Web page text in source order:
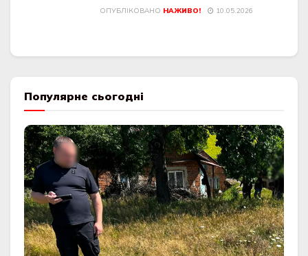
ОПУБЛІКОВАНО НАЖИВО! 10.05.2026
Популярне сьогодні